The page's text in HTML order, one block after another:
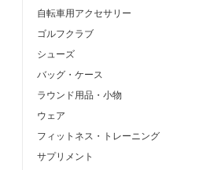
自転車用アクセサリー
ゴルフクラブ
シューズ
バッグ・ケース
ラウンド用品・小物
ウェア
フィットネス・トレーニング
サプリメント